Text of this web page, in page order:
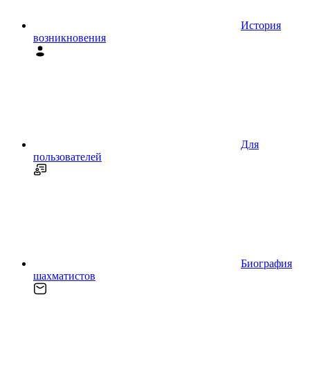
История
возникновения
Для
пользователей
Биография
шахматистов